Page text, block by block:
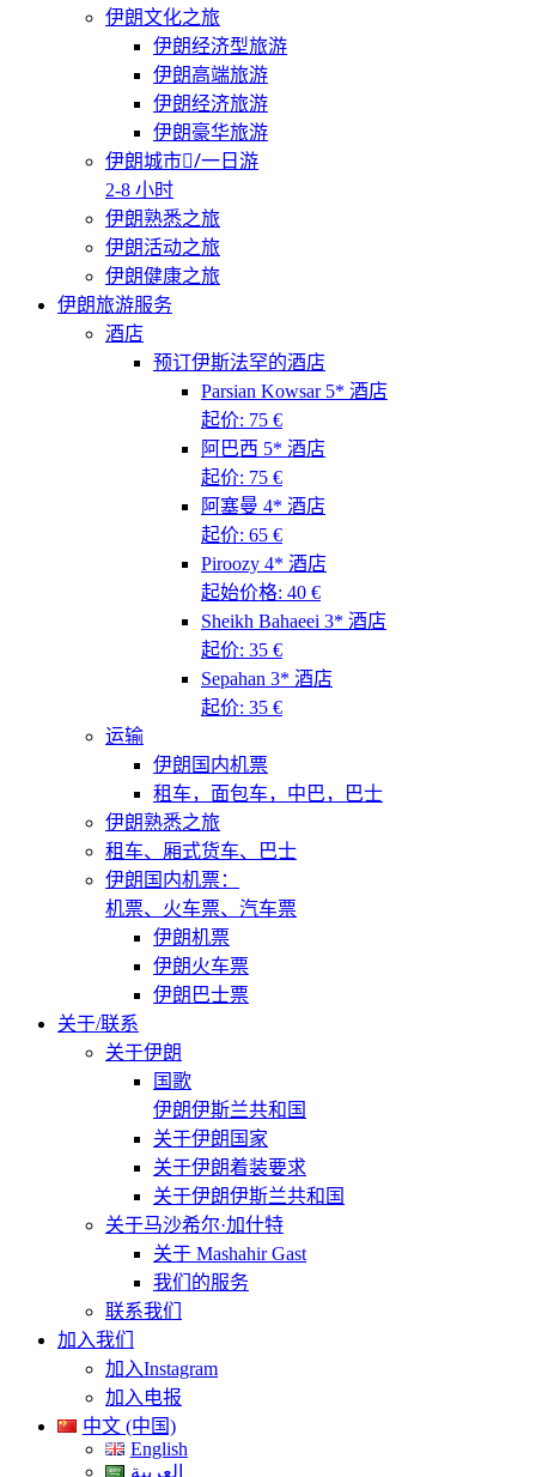
伊朗文化之旅
伊朗经济型旅游
伊朗高端旅游
伊朗经济旅游
伊朗豪华旅游
伊朗城市/ِ一日游
2-8 小时
伊朗熟悉之旅
伊朗活动之旅
伊朗健康之旅
伊朗旅游服务
酒店
预订伊斯法罕的酒店
Parsian Kowsar 5* 酒店
起价: 75 €
阿巴西 5* 酒店
起价: 75 €
阿塞曼 4* 酒店
起价: 65 €
Piroozy 4* 酒店
起始价格: 40 €
Sheikh Bahaeei 3* 酒店
起价: 35 €
Sepahan 3* 酒店
起价: 35 €
运输
伊朗国内机票
租车，面包车，中巴，巴士
伊朗熟悉之旅
租车、厢式货车、巴士
伊朗国内机票：
机票、火车票、汽车票
伊朗机票
伊朗火车票
伊朗巴士票
关于/联系
关于伊朗
国歌
伊朗伊斯兰共和国
关于伊朗国家
关于伊朗着装要求
关于伊朗伊斯兰共和国
关于马沙希尔·加什特
关于 Mashahir Gast
我们的服务
联系我们
加入我们
加入Instagram
加入电报
中文 (中国)
English
العربية